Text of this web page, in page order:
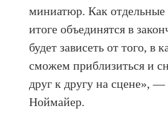
миниатюр. Как отдельные
итоге объединятся в
будет зависеть от того, в
сможем приблизиться и
друг к другу на сцене»,
Ноймайер.